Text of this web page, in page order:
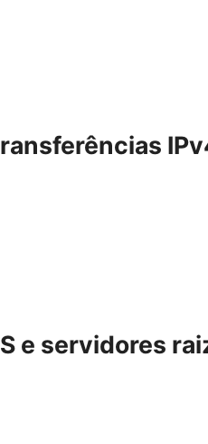
e servidores